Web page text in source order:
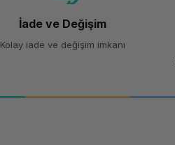
İade ve Değişim
Kolay iade ve değişim imkanı